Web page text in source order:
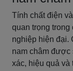
Tính chất điện
quan trọng trong
nghiệp hiện đại.
nam châm được
xác, hiệu quả